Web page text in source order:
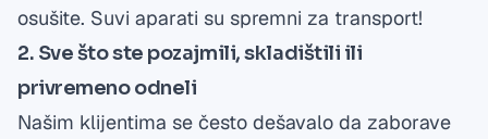
osušite. Suvi aparati su spremni za transport!
2. Sve što ste pozajmili,skladištili ili
privremeno odneli
Našim klijentima se često dešavalo da zaborave